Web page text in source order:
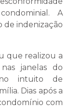
A
de indenização
que realizou a
janelas do
intuito de
Dias após a
com